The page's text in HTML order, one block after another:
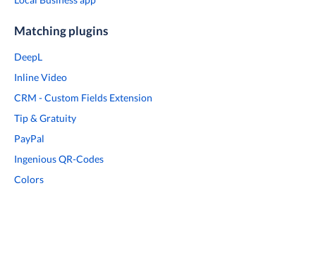
Matching plugins
DeepL
Inline Video
CRM - Custom Fields Extension
Tip & Gratuity
PayPal
Ingenious QR-Codes
Colors